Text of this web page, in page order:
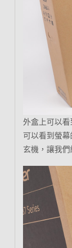
外盒上可以看
可以看到螢
玄機，讓我們